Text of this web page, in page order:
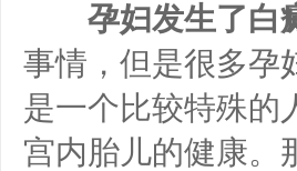
孕妇发生了白
事情，但是很多孕
是一个比较特殊的
宫内胎儿的健康。